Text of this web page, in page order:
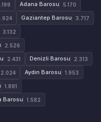
Adana Barosu 5.170
Gaziantep Barosu 3.717
3.132
2.526
2.431 Denizli Barosu 2.313
2.024 Aydın Barosu 1.953
1.891
Barosu 1.582